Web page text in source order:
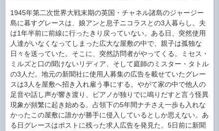
1945年第二次世界大戦末期の英国・チャネル諸島のジャージー
島に暮すグレースは、娘アンと息子ニコラスとの3人暮らし。夫
は1年半前に前線に行ったきり戻っていない。ある日、突然使用
人達がいなくなってしまった広大な屋敷の中で、親子は孤独な
日々を送っていた。そこに、突然訪問者がやってくる。ミセス・
ミルズと口の聞けないリディア、そして庭師のミスター・タトル
の3人だ。地元の新聞社に使用人募集の広告を載せていたグレー
スは3人を屋敷へ招き入れ雇う事にする。やがて家の中で他人の
足音や話し声が響き渡り、ピアノが独りでに鳴りだすと言う怪異
現象が頻繁に起き始める。占領下の5年間ナチさえ一歩も入れな
かったこの屋敷に誰かが勝手に侵入しているとしか思えない。あ
る日グレースはポストに残った求人広告を発見た。5日前に新聞